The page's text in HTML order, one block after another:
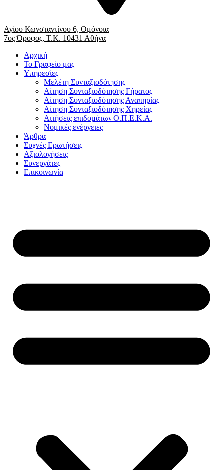
Αγίου Κωνσταντίνου 6, Ομόνοια
7ος Όροφος, Τ.Κ. 10431 Αθήνα
Αρχική
Το Γραφείο μας
Υπηρεσίες
Μελέτη Συνταξιοδότησης
Αίτηση Συνταξιοδότησης Γήρατος
Αίτηση Συνταξιοδότησης Αναπηρίας
Αίτηση Συνταξιοδότησης Χηρείας
Αιτήσεις επιδομάτων Ο.Π.Ε.Κ.Α.
Νομικές ενέργειες
Άρθρα
Συχνές Ερωτήσεις
Αξιολογήσεις
Συνεργάτες
Επικοινωνία